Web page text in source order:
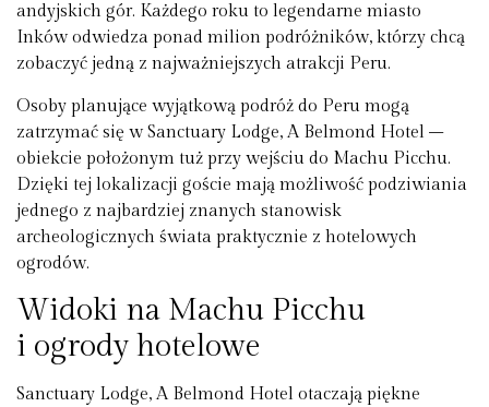
andyjskich gór. Każdego roku to legendarne miasto
Inków odwiedza ponad milion podróżników, którzy chcą
zobaczyć jedną z najważniejszych atrakcji Peru.
Osoby planujące wyjątkową podróż do Peru mogą
zatrzymać się w Sanctuary Lodge, A Belmond Hotel –
obiekcie położonym tuż przy wejściu do Machu Picchu.
Dzięki tej lokalizacji goście mają możliwość podziwiania
jednego z najbardziej znanych stanowisk
archeologicznych świata praktycznie z hotelowych
ogrodów.
Widoki na Machu Picchu
i ogrody hotelowe
Sanctuary Lodge, A Belmond Hotel otaczają piękne